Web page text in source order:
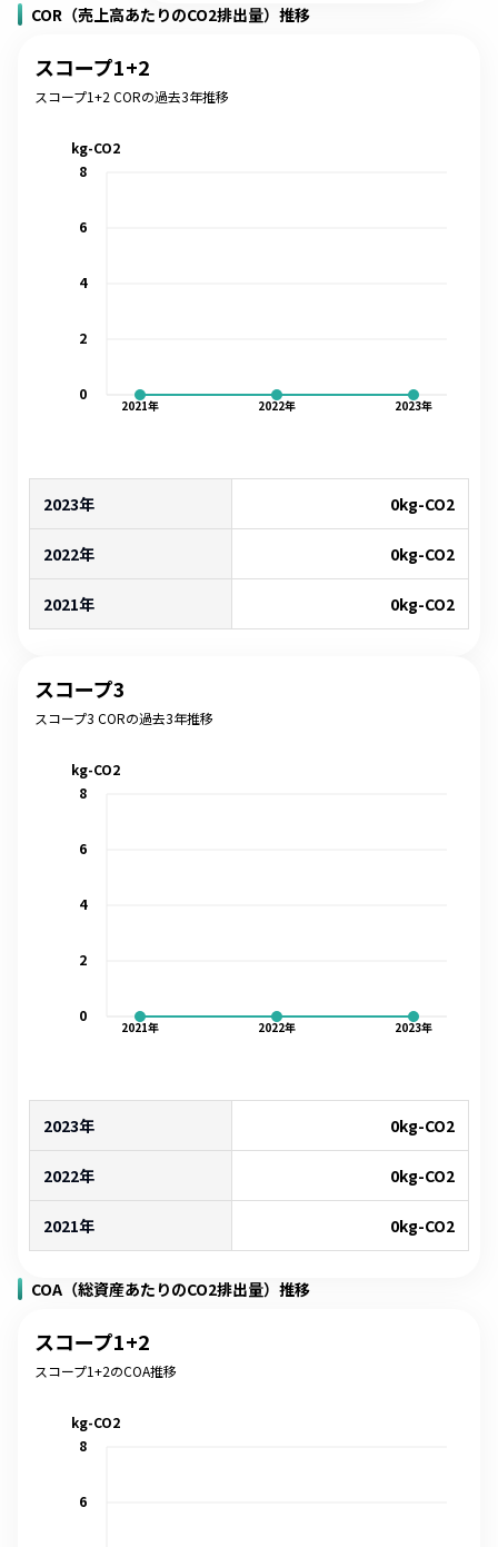
COR（売上高あたりのCO2排出量）推移
スコープ1+2
スコープ1+2 CORの過去3年推移
2021年 2022年 2023年
0
2
4
6
8
kg-CO2
2023年 0kg-CO2
2022年 0kg-CO2
2021年 0kg-CO2
スコープ3
スコープ3 CORの過去3年推移
2021年 2022年 2023年
0
2
4
6
8
kg-CO2
2023年 0kg-CO2
2022年 0kg-CO2
2021年 0kg-CO2
COA（総資産あたりのCO2排出量）推移
スコープ1+2
スコープ1+2のCOA推移
6
8
kg-CO2